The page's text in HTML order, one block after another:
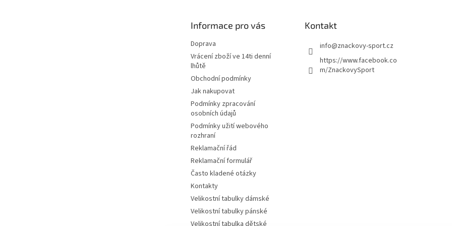
Informace pro vás
Doprava
Vrácení zboží ve 14ti denní
lhůtě
Obchodní podmínky
Jak nakupovat
Podmínky zpracování
osobních údajů
Podmínky užití webového
rozhraní
Reklamační řád
Reklamační formulář
Často kladené otázky
Kontakty
Velikostní tabulky dámské
Velikostní tabulky pánské
Velikostní tabulka dětské
Kontakt
info@znackovy-sport.cz
https://www.facebook.co
m/ZnackovySport